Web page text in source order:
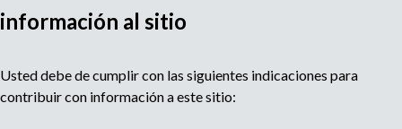
e
d
g
n
l
información al sitio
Usted debe de cumplir con las siguientes indicaciones para
contribuir con información a este sitio: